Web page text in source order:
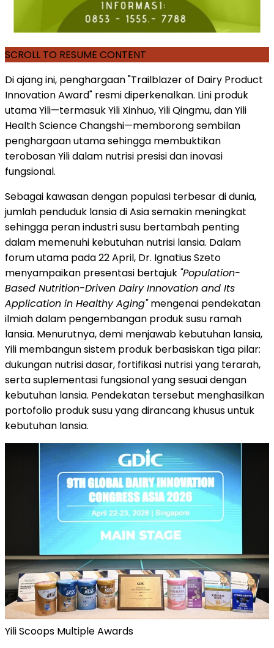
SCROLL TO RESUME CONTENT
Di ajang ini, penghargaan "Trailblazer of Dairy Product
Innovation Award" resmi diperkenalkan. Lini produk
utama Yili—termasuk Yili Xinhuo, Yili Qingmu, dan Yili
Health Science Changshi—memborong sembilan
penghargaan utama sehingga membuktikan
terobosan Yili dalam nutrisi presisi dan inovasi
fungsional.
Sebagai kawasan dengan populasi terbesar di dunia,
jumlah penduduk lansia di Asia semakin meningkat
sehingga peran industri susu bertambah penting
dalam memenuhi kebutuhan nutrisi lansia. Dalam
forum utama pada 22 April, Dr. Ignatius Szeto
menyampaikan presentasi bertajuk "Population-
Based Nutrition-Driven Dairy Innovation and Its
Application in Healthy Aging"mengenai pendekatan
ilmiah dalam pengembangan produk susu ramah
lansia. Menurutnya, demi menjawab kebutuhan lansia,
Yili membangun sistem produk berbasiskan tiga pilar:
dukungan nutrisi dasar, fortifikasi nutrisi yang terarah,
serta suplementasi fungsional yang sesuai dengan
kebutuhan lansia. Pendekatan tersebut menghasilkan
portofolio produk susu yang dirancang khusus untuk
kebutuhan lansia.
Yili Scoops Multiple Awards